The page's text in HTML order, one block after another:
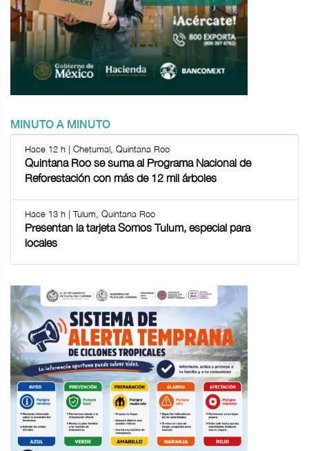
MINUTO A MINUTO
Hace 12 h | Chetumal, Quintana Roo
Quintana Roo se suma al Programa Nacional de
Reforestación con más de 12 mil árboles
Hace 13 h | Tulum, Quintana Roo
Presentan la tarjeta Somos Tulum, especial para
locales